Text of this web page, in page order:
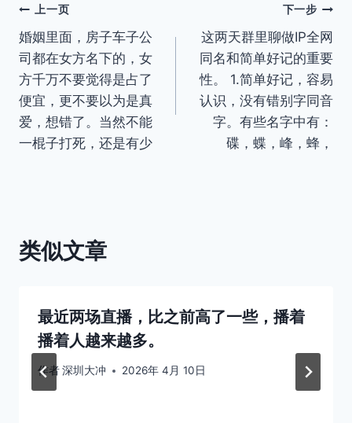
文
章
导
航
上一页
婚姻里面，房子车子公
司都在女方名下的，女
方千万不要觉得是占了
便宜，更不要以为是真
爱，想错了。当然不能
一棍子打死，还是有少
下一步
这两天群里聊做IP全网
同名和简单好记的重要
性。 1.简单好记，容易
认识，没有错别字同音
字。有些名字中有：
碟，蝶，峰，蜂，
类似文章
最近两场直播，比之前高了一些，播着
播着人越来越多。
作者深圳大冲 2026年 4月 10日